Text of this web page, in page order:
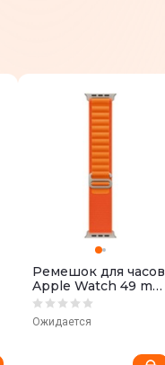
Ремешок для часов
Apple Watch 49 mm
(Orange) Alpine
Loop - Medium
MQE03ZM/A
Ожидается